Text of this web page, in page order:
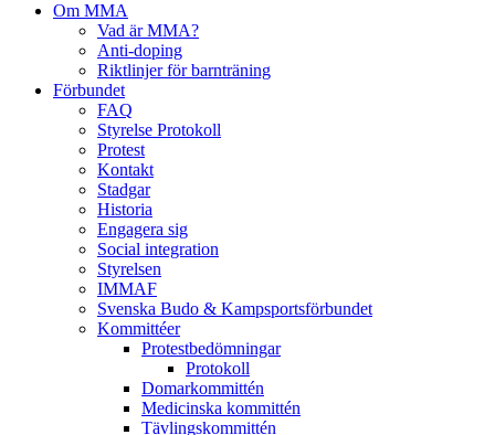
Om MMA
Vad är MMA?
Anti-doping
Riktlinjer för barnträning
Förbundet
FAQ
Styrelse Protokoll
Protest
Kontakt
Stadgar
Historia
Engagera sig
Social integration
Styrelsen
IMMAF
Svenska Budo & Kampsportsförbundet
Kommittéer
Protestbedömningar
Protokoll
Domarkommittén
Medicinska kommittén
Tävlingskommittén